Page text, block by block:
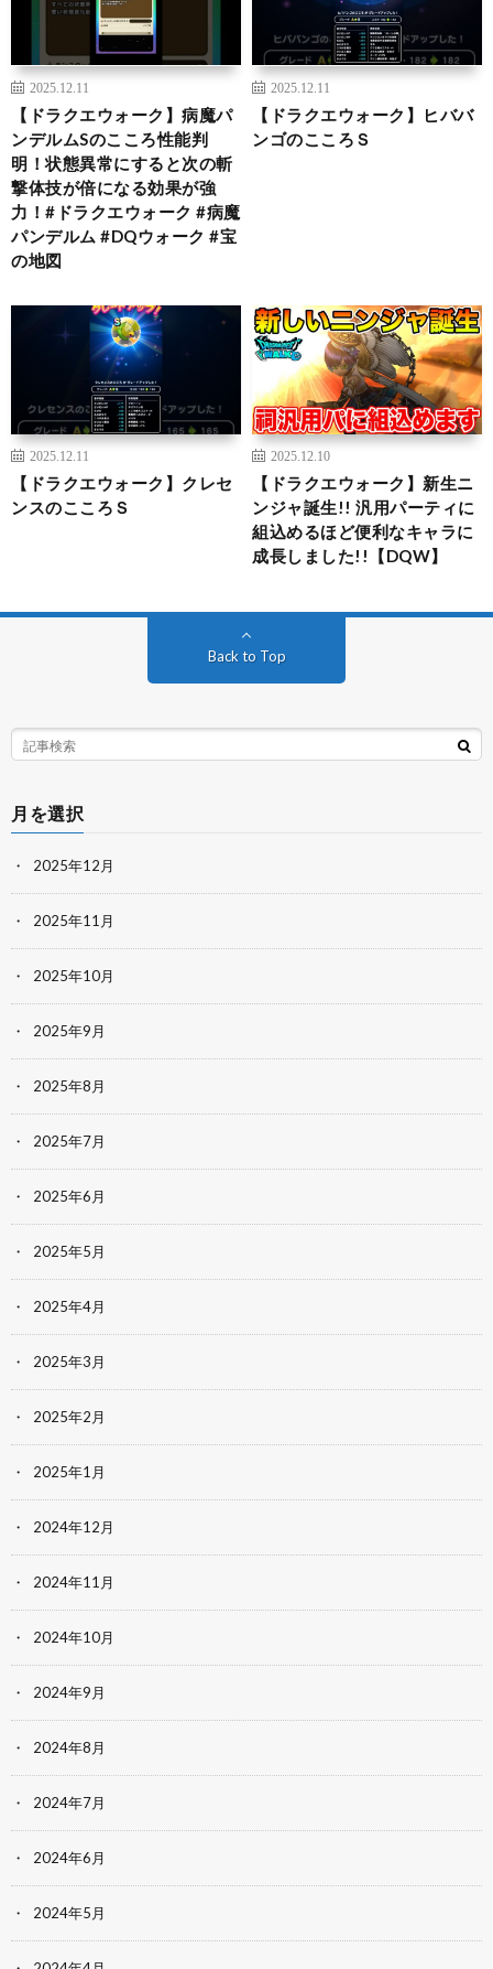
2025.12.11
【ドラクエウォーク】病魔パ
ンデルムSのこころ性能判
明！状態異常にすると次の斬
撃体技が倍になる効果が強
力！#ドラクエウォーク #病魔
パンデルム #DQウォーク #宝
の地図
2025.12.11
【ドラクエウォーク】ヒババ
ンゴのこころＳ
2025.12.11
【ドラクエウォーク】クレセ
ンスのこころＳ
2025.12.10
【ドラクエウォーク】新生ニ
ンジャ誕生!! 汎用パーティに
組込めるほど便利なキャラに
成長しました!!【DQW】
Back to Top
月を選択
2025年12月
2025年11月
2025年10月
2025年9月
2025年8月
2025年7月
2025年6月
2025年5月
2025年4月
2025年3月
2025年2月
2025年1月
2024年12月
2024年11月
2024年10月
2024年9月
2024年8月
2024年7月
2024年6月
2024年5月